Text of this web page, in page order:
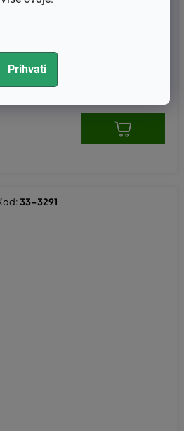
Prihvati
235, 236, 240, Partner 350, 351, 37
original 530037820
33-3291